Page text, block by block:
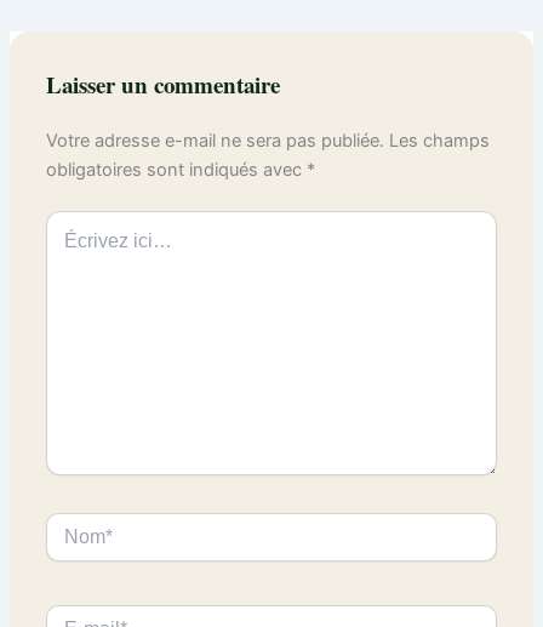
Laisser un commentaire
Votre adresse e-mail ne sera pas publiée. Les champs
obligatoires sont indiqués avec *
Écrivez
ici…
Nom*
E-